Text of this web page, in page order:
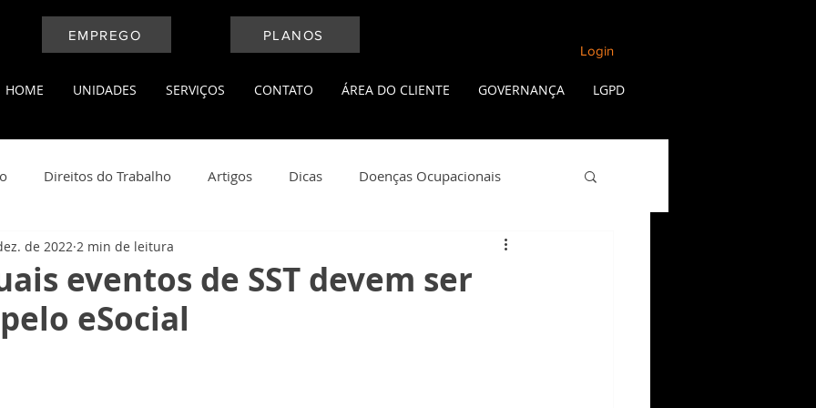
EMPREGO
PLANOS
Login
HOME UNIDADES SERVIÇOS CONTATO ÁREA DO CLIENTE GOVERNANÇA LGPD
Direitos do Trabalho Artigos Dicas Doenças Ocupacionais
Medicina do Trabalho Qualidade de Vida
do Trabalho Saúde e Bem Estar
eventos de SST devem ser
eSocial
de 2022 2 min de leitura